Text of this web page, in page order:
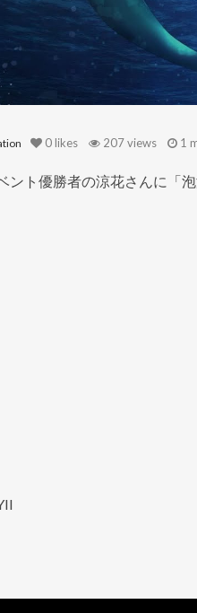
0 likes 207 views 1
ント優勝者の涼花さんに「